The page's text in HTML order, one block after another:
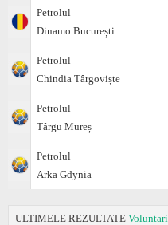
Petrolul
Dinamo București
Petrolul
Chindia Târgoviște
Petrolul
Târgu Mureș
Petrolul
Arka Gdynia
ULTIMELE REZULTATE Voluntari